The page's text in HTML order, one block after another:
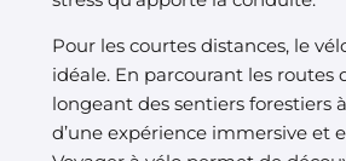
Pour les courtes distances, le
idéale. En parcourant les routes
longeant des sentiers forestiers
d’une expérience immersive et